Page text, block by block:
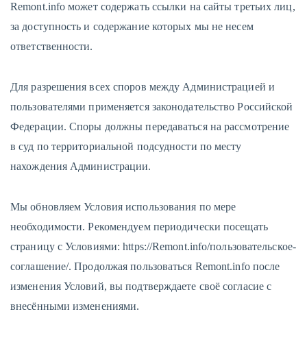
Remont.info может содержать ссылки на сайты третьих лиц,
за доступность и содержание которых мы не несем
ответственности.
Для разрешения всех споров между Администрацией и
пользователями применяется законодательство Российской
Федерации. Споры должны передаваться на рассмотрение
в суд по территориальной подсудности по месту
нахождения Администрации.
Мы обновляем Условия использования по мере
необходимости. Рекомендуем периодически посещать
страницу с Условиями: https://Remont.info/пользовательское-
соглашение/. Продолжая пользоваться Remont.info после
изменения Условий, вы подтверждаете своё согласие с
внесёнными изменениями.